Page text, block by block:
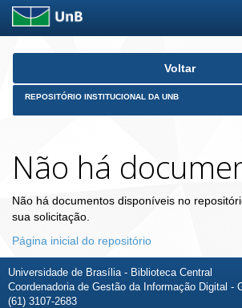
Skip
Voltar
REPOSITÓRIO INSTITUCIONAL DA UNB
Não há
Não há documentos disponíveis no
sua solicitação.
Página inicial do repositório
Universidade de Brasília - Biblioteca Central
Coordenadoria de Gestão da Informação Digital -
(61) 3107-2683